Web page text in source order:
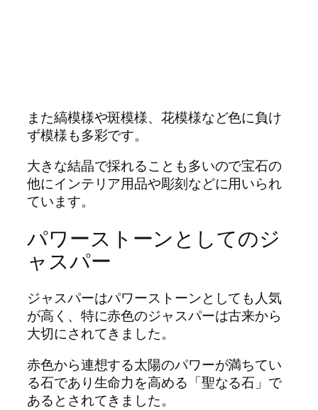
また縞模様や斑模様、花模様など色に負け
ず模様も多彩です。
大きな結晶で採れることも多いので宝石の
他にインテリア用品や彫刻などに用いられ
ています。
パワーストーンとしてのジ
ャスパー
ジャスパーはパワーストーンとしても人気
が高く、特に赤色のジャスパーは古来から
大切にされてきました。
赤色から連想する太陽のパワーが満ちてい
る石であり生命力を高める「聖なる石」で
あるとされてきました。